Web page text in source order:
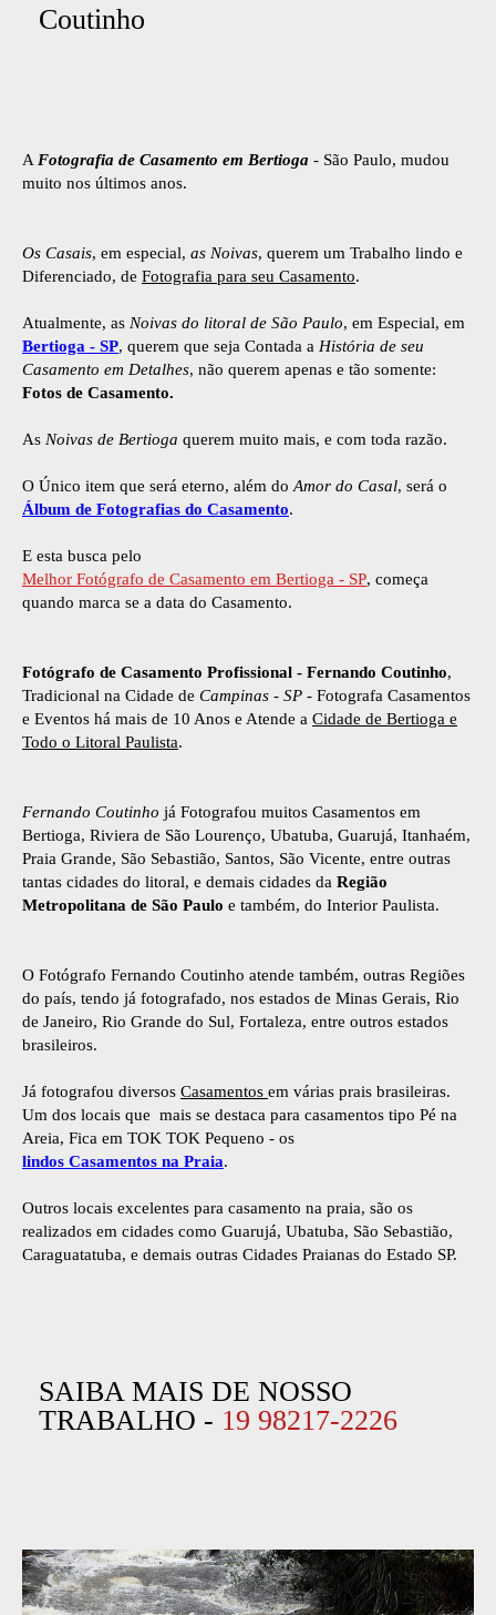
Coutinho
A Fotografia de Casamento em Bertioga - São Paulo, mudou
muito nos últimos anos.
Os Casais, em especial, as Noivas, querem um Trabalho lindo e
Diferenciado, de Fotografia para seu Casamento.
Atualmente, as Noivas do litoral de São Paulo, em Especial, em
Bertioga - SP, querem que seja Contada a História de seu
Casamento em Detalhes, não querem apenas e tão somente:
Fotos de Casamento.
As Noivas de Bertioga querem muito mais, e com toda razão.
O Único item que será eterno, além do Amor do Casal, será o
Álbum de Fotografias do Casamento.
E esta busca pelo
Melhor Fotógrafo de Casamento em Bertioga - SP, começa
quando marca se a data do Casamento.
Fotógrafo de Casamento Profissional - Fernando Coutinho,
Tradicional na Cidade de Campinas - SP - Fotografa Casamentos
e Eventos há mais de 10 Anos e Atende a Cidade de Bertioga e
Todo o Litoral Paulista.
Fernando Coutinho já Fotografou muitos Casamentos em
Bertioga, Riviera de São Lourenço, Ubatuba, Guarujá, Itanhaém,
Praia Grande, São Sebastião, Santos, São Vicente, entre outras
tantas cidades do litoral, e demais cidades da Região
Metropolitana de São Paulo e também, do Interior Paulista.
O Fotógrafo Fernando Coutinho atende também, outras Regiões
do país, tendo já fotografado, nos estados de Minas Gerais, Rio
de Janeiro, Rio Grande do Sul, Fortaleza, entre outros estados
brasileiros.
Já fotografou diversos Casamentos em várias prais brasileiras.
Um dos locais que mais se destaca para casamentos tipo Pé na
Areia, Fica em TOK TOK Pequeno - os
lindos Casamentos na Praia.
Outros locais excelentes para casamento na praia, são os
realizados em cidades como Guarujá, Ubatuba, São Sebastião,
Caraguatatuba, e demais outras Cidades Praianas do Estado SP.
SAIBA MAIS DE NOSSO
TRABALHO - 19 98217-2226